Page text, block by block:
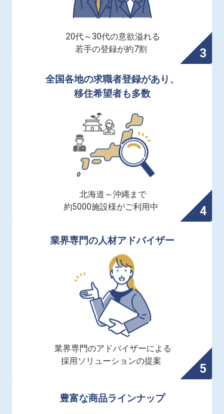
20代～30代の意欲溢れる
若手の登録が約7割
全国各地の求職者登録があり、
移住希望者も多数
北海道～沖縄まで
約5000施設様がご利用中
業界専門の人材アドバイザー
業界専門のアドバイザーによる
採用ソリューションの提案
豊富な商品ラインナップ